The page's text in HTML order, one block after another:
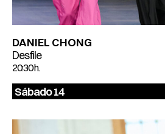
DANIEL CHONG
Desfile
20:30 h.
Sábado 14